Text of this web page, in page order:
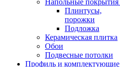
Напольные покрытия
Плинтусы,
порожки
Подложка
Керамическая плитка
Обои
Подвесные потолки
Профиль и комплектующие